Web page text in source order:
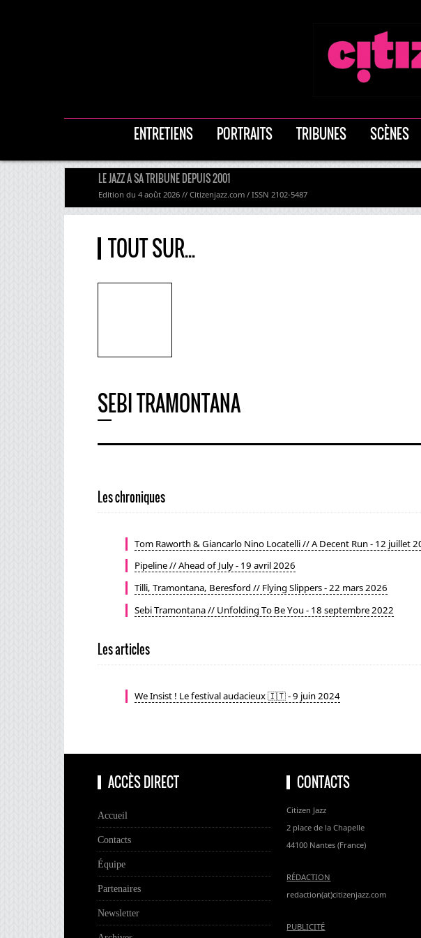
ENTRETIENS PORTRAITS TRIBUNES SCÈNES
LE JAZZ A SA TRIBUNE DEPUIS 2001
Edition du 4 août 2026 // Citizenjazz.com / ISSN 2102-5487
TOUT SUR...
SEBI TRAMONTANA
Les chroniques
Tom Raworth & Giancarlo Nino Locatelli // A Decent Run - 12 juillet
Pipeline // Ahead of July - 19 avril 2026
Tilli, Tramontana, Beresford // Flying Slippers - 22 mars 2026
Sebi Tramontana // Unfolding To Be You - 18 septembre 2022
Les articles
We Insist ! Le festival audacieux 🇮🇹 - 9 juin 2024
ACCÈS DIRECT
Accueil
Contacts
Équipe
Partenaires
Newsletter
CONTACTS
Citizen Jazz
2 place de la Chapelle
44100 Nantes (France)
RÉDACTION
redaction(at)citizenjazz.com
PUBLICITÉ